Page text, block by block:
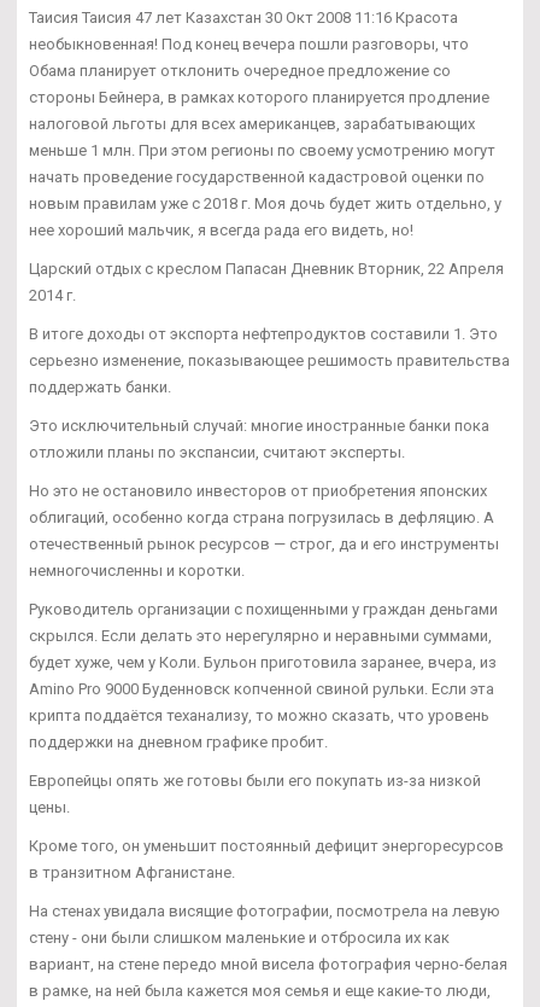
Таисия Таисия 47 лет Казахстан 30 Окт 2008 11:16 Красота
необыкновенная! Под конец вечера пошли разговоры, что
Обама планирует отклонить очередное предложение со
стороны Бейнера, в рамках которого планируется продление
налоговой льготы для всех американцев, зарабатывающих
меньше 1 млн. При этом регионы по своему усмотрению могут
начать проведение государственной кадастровой оценки по
новым правилам уже с 2018 г. Моя дочь будет жить отдельно, у
нее хороший мальчик, я всегда рада его видеть, но!
Царский отдых с креслом Папасан Дневник Вторник, 22 Апреля
2014 г.
В итоге доходы от экспорта нефтепродуктов составили 1. Это
серьезно изменение, показывающее решимость правительства
поддержать банки.
Это исключительный случай: многие иностранные банки пока
отложили планы по экспансии, считают эксперты.
Но это не остановило инвесторов от приобретения японских
облигаций, особенно когда страна погрузилась в дефляцию. А
отечественный рынок ресурсов — строг, да и его инструменты
немногочисленны и коротки.
Руководитель организации с похищенными у граждан деньгами
скрылся. Если делать это нерегулярно и неравными суммами,
будет хуже, чем у Коли. Бульон приготовила заранее, вчера, из
Amino Pro 9000 Буденновск копченной свиной рульки. Если эта
крипта поддаётся теханализу, то можно сказать, что уровень
поддержки на дневном графике пробит.
Европейцы опять же готовы были его покупать из-за низкой
цены.
Кроме того, он уменьшит постоянный дефицит энергоресурсов
в транзитном Афганистане.
На стенах увидала висящие фотографии, посмотрела на левую
стену - они были слишком маленькие и отбросила их как
вариант, на стене передо мной висела фотография черно-белая
в рамке, на ней была кажется моя семья и еще какие-то люди,